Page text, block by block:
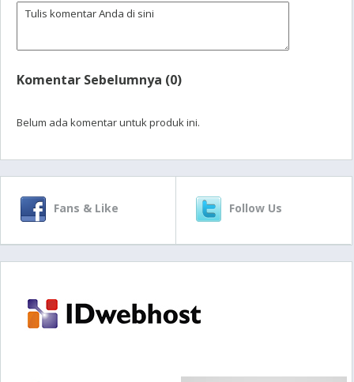
Komentar Sebelumnya (0)
Belum ada komentar untuk produk ini.
Fans & Like Follow Us